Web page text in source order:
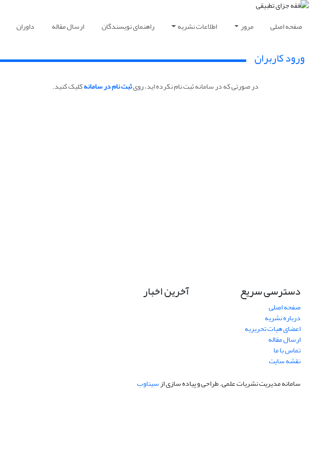
صفحه اصلی مرور اطلاعات نشریه راهنمای نویسندگان ارسال مقاله داوران
ورود کاربران
در صورتی که در سامانه ثبت نام نکرده اید، رویثبت نام در سامانهکلیک کنید.
دسترسی سریع
صفحه اصلی
درباره نشریه
اعضای هیات تحریریه
ارسال مقاله
تماس با ما
نقشه سایت
آخرین اخبار
سامانه مدیریت نشریات علمی.طراحی و پیاده سازی ازسیناوب